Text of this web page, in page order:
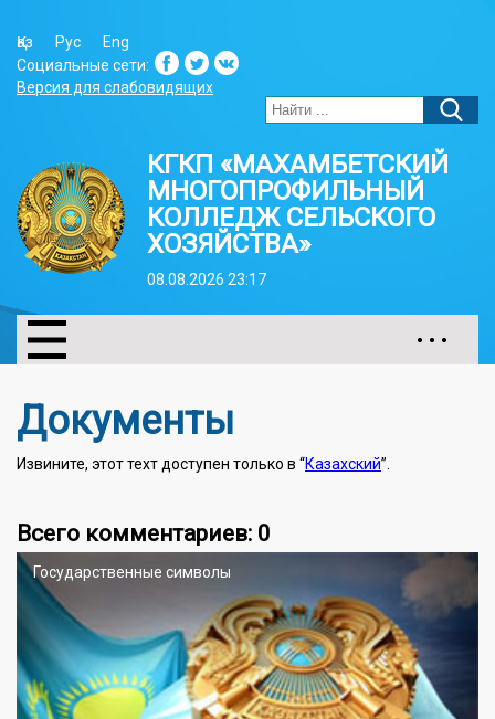
Қаз Рус
Eng
Социальные сети:
Версия для слабовидящих
КГКП «МАХАМБЕТСКИЙ
МНОГОПРОФИЛЬНЫЙ
КОЛЛЕДЖ СЕЛЬСКОГО
ХОЗЯЙСТВА»
08.08.2026 23:17
• • •
Документы
Извините, этот техт доступен только в “Казахский”.
Всего комментариев: 0
Государственные символы